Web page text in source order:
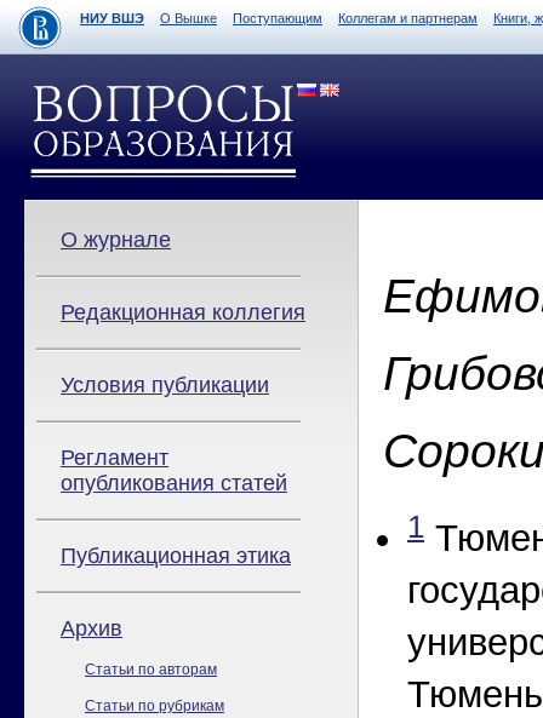
НИУ ВШЭ О Вышке Поступающим Коллегам и партнерам Книги,
О журнале
Редакционная коллегия
Условия публикации
Регламент
опубликования статей
Публикационная этика
Архив
Статьи по авторам
Статьи по рубрикам
1